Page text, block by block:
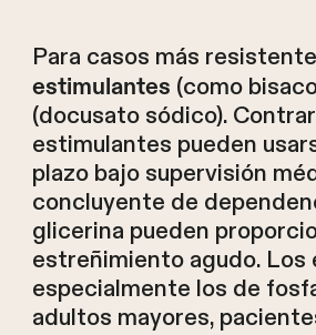
Para casos más
estimulantes (como
(docusato sódico).
estimulantes pueden
plazo bajo supervisión
concluyente de
glicerina pueden
estreñimiento agudo. Los
especialmente los de
adultos mayores,